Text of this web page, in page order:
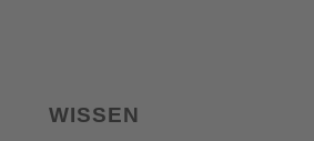
WISSEN